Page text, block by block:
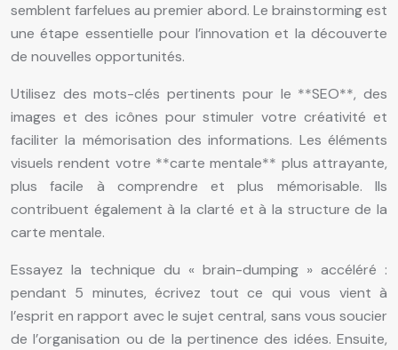
semblent farfelues au premier abord. Le brainstorming est
une étape essentielle pour l’innovation et la découverte
de nouvelles opportunités.
Utilisez des mots-clés pertinents pour le **SEO**, des
images et des icônes pour stimuler votre créativité et
faciliter la mémorisation des informations. Les éléments
visuels rendent votre **carte mentale** plus attrayante,
plus facile à comprendre et plus mémorisable. Ils
contribuent également à la clarté et à la structure de la
carte mentale.
Essayez la technique du « brain-dumping » accéléré :
pendant 5 minutes, écrivez tout ce qui vous vient à
l’esprit en rapport avec le sujet central, sans vous soucier
de l’organisation ou de la pertinence des idées. Ensuite,